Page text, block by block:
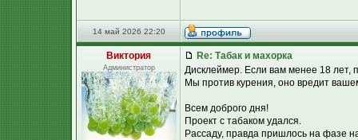
14 май 2026 22:20
Виктория
Администратор
Re: Табак и махорка
Дисклеймер. Если вам менее 18 лет,
Мы против курения, оно вредит
Всем доброго дня!
Проект с табаком удался.
Рассаду, правда пришлось на фазе